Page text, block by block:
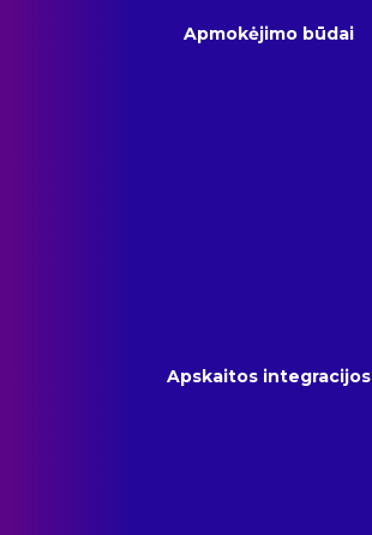
Apmokėjimo būdai
Apskaitos integracijos